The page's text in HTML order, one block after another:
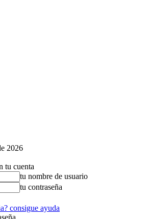
2026
tu cuenta
tu nombre de usuario
tu contraseña
consigue ayuda